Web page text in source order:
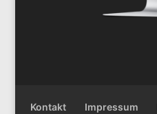
Kontakt Impressum